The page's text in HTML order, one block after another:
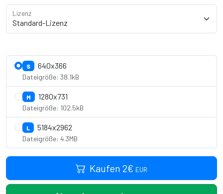
Lizenz
S 640x366
Dateigröße: 38.1kB
M 1280x731
Dateigröße: 102.5kB
L 5184x2962
Dateigröße: 4.3MB
Kaufen 2€ EUR